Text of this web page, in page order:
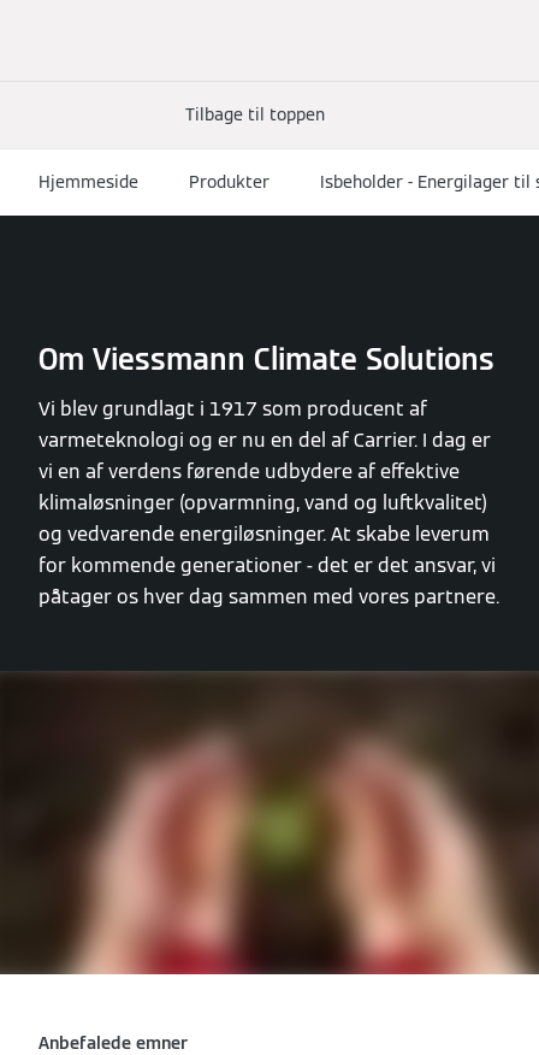
Tilbage til toppen
Hjemmeside Produkter Isbeholder - Energilager
Om Viessmann Climate Solutions
Vi blev grundlagt i 1917 som producent af
varmeteknologi og er nu en del af Carrier. I dag er
vi en af verdens førende udbydere af effektive
klimaløsninger (opvarmning, vand og luftkvalitet)
og vedvarende energiløsninger. At skabe leverum
for kommende generationer - det er det ansvar, vi
påtager os hver dag sammen med vores partnere.
Anbefalede emner